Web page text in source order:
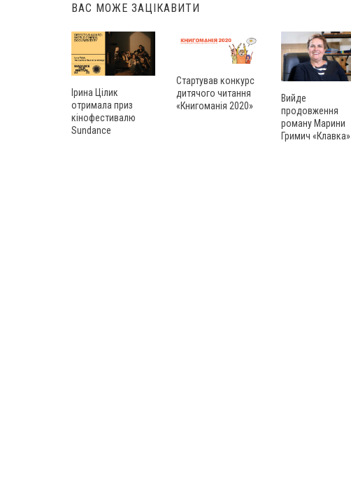
ВАС МОЖЕ ЗАЦІКАВИТИ
Ірина Цілик
отримала приз
кінофестивалю
Sundance
Стартував конкурс
дитячого читання
«Книгоманія 2020»
Вийде
продовження
роману Марини
Гримич «Клавка»